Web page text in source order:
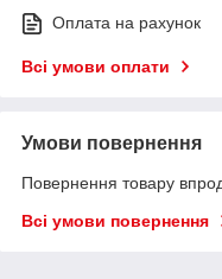
Оплата на рахунок
Всі умови оплати
Умови повернення
Повернення товару
Всі умови повернення